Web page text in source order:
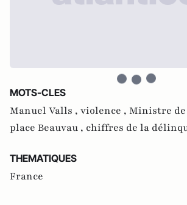
MOTS-CLES
Manuel Valls , violence , Ministre
place Beauvau , chiffres de la
THEMATIQUES
France